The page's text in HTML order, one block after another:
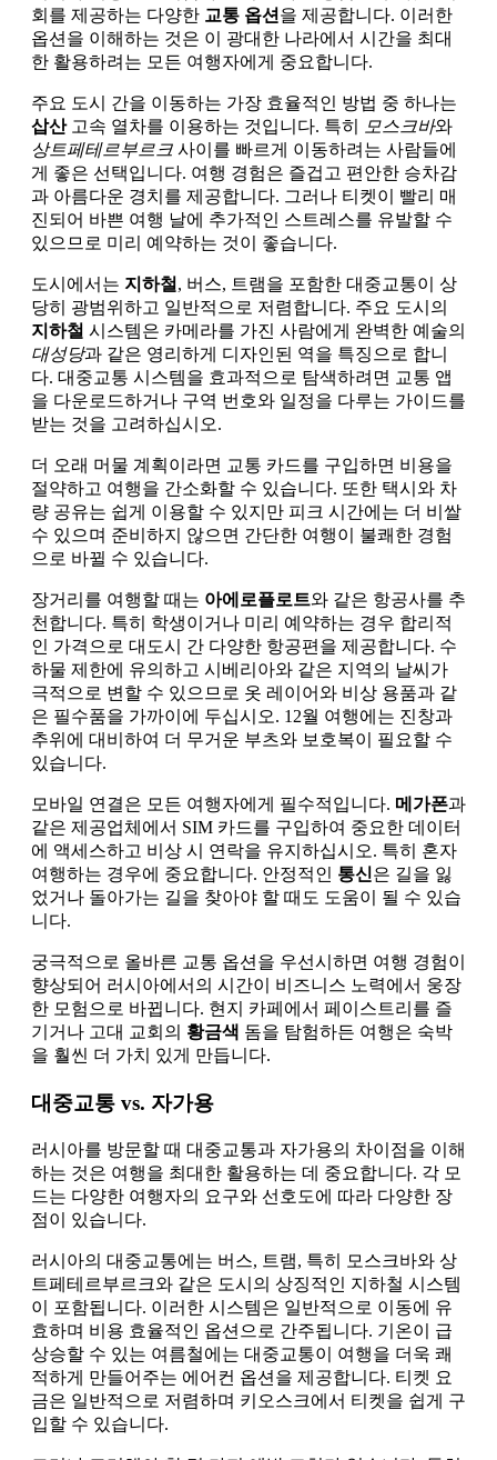
회를 제공하는 다양한 교통 옵션 을 제공합니다. 이러한
옵션을 이해하는 것은 이 광대한 나라에서 시간을 최대
한 활용하려는 모든 여행자에게 중요합니다.
주요 도시 간을 이동하는 가장 효율적인 방법 중 하나는
삽산고속 열차를 이용하는 것입니다. 특히 모스크바와
상트페테르부르크 사이를 빠르게 이동하려는 사람들에
게 좋은 선택입니다. 여행 경험은 즐겁고 편안한 승차감
과 아름다운 경치를 제공합니다. 그러나 티켓이 빨리 매
진되어 바쁜 여행 날에 추가적인 스트레스를 유발할 수
있으므로 미리 예약하는 것이 좋습니다.
도시에서는 지하철 , 버스, 트램을 포함한 대중교통이 상
당히 광범위하고 일반적으로 저렴합니다. 주요 도시의
지하철 시스템은 카메라를 가진 사람에게 완벽한 예술의
대성당과 같은 영리하게 디자인된 역을 특징으로 합니
다. 대중교통 시스템을 효과적으로 탐색하려면 교통 앱
을 다운로드하거나 구역 번호와 일정을 다루는 가이드를
받는 것을 고려하십시오.
더 오래 머물 계획이라면 교통 카드를 구입하면 비용을
절약하고 여행을 간소화할 수 있습니다. 또한 택시와 차
량 공유는 쉽게 이용할 수 있지만 피크 시간에는 더 비쌀
수 있으며 준비하지 않으면 간단한 여행이 불쾌한 경험
으로 바뀔 수 있습니다.
장거리를 여행할 때는 아에로플로트와 같은 항공사를 추
천합니다. 특히 학생이거나 미리 예약하는 경우 합리적
인 가격으로 대도시 간 다양한 항공편을 제공합니다. 수
하물 제한에 유의하고 시베리아와 같은 지역의 날씨가
극적으로 변할 수 있으므로 옷 레이어와 비상 용품과 같
은 필수품을 가까이에 두십시오. 12월 여행에는 진창과
추위에 대비하여 더 무거운 부츠와 보호복이 필요할 수
있습니다.
모바일 연결은 모든 여행자에게 필수적입니다. 메가폰과
같은 제공업체에서 SIM 카드를 구입하여 중요한 데이터
에 액세스하고 비상 시 연락을 유지하십시오. 특히 혼자
여행하는 경우에 중요합니다. 안정적인 통신은 길을 잃
었거나 돌아가는 길을 찾아야 할 때도 도움이 될 수 있습
니다.
궁극적으로 올바른 교통 옵션을 우선시하면 여행 경험이
향상되어 러시아에서의 시간이 비즈니스 노력에서 웅장
한 모험으로 바뀝니다. 현지 카페에서 페이스트리를 즐
기거나 고대 교회의 황금색 돔을 탐험하든 여행은 숙박
을 훨씬 더 가치 있게 만듭니다.
대중교통 vs. 자가용
러시아를 방문할 때 대중교통과 자가용의 차이점을 이해
하는 것은 여행을 최대한 활용하는 데 중요합니다. 각 모
드는 다양한 여행자의 요구와 선호도에 따라 다양한 장
점이 있습니다.
러시아의 대중교통에는 버스, 트램, 특히 모스크바와 상
트페테르부르크와 같은 도시의 상징적인 지하철 시스템
이 포함됩니다. 이러한 시스템은 일반적으로 이동에 유
효하며 비용 효율적인 옵션으로 간주됩니다. 기온이 급
상승할 수 있는 여름철에는 대중교통이 여행을 더욱 쾌
적하게 만들어주는 에어컨 옵션을 제공합니다. 티켓 요
금은 일반적으로 저렴하며 키오스크에서 티켓을 쉽게 구
입할 수 있습니다.